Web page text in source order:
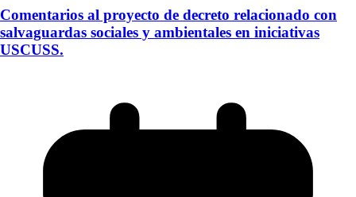
Comentarios al proyecto de decreto relacionado con
salvaguardas sociales y ambientales en iniciativas
USCUSS.